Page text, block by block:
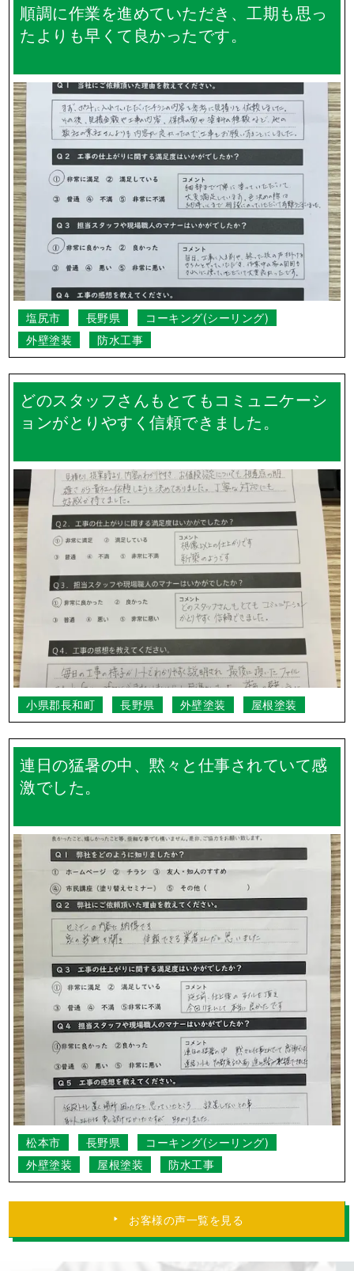
順調に作業を進めていただき、工期も思っ
たよりも早くて良かったです。
塩尻市 長野県
コーキング(シーリング)
外壁塗装
防水工事
どのスタッフさんもとてもコミュニケーシ
ョンがとりやすく信頼できました。
小県郡長和町 長野県 外壁塗装 屋根塗装
連日の猛暑の中、黙々と仕事されていて感
激でした。
松本市 長野県
コーキング(シーリング)
外壁塗装
屋根塗装 防水工事
お客様の声一覧を見る